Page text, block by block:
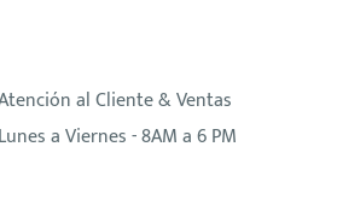
al Cliente & Ventas
Lunes a Viernes - 8AM a 6 PM